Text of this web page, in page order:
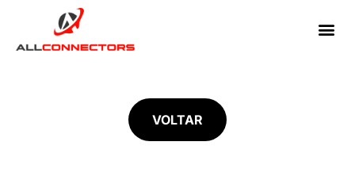
VOLTAR